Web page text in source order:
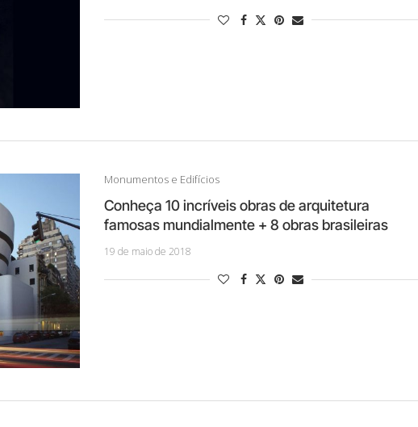
Monumentos e Edifícios
Conheça 10 incríveis obras de arquitetura
famosas mundialmente + 8 obras brasileiras
19 de maio de 2018